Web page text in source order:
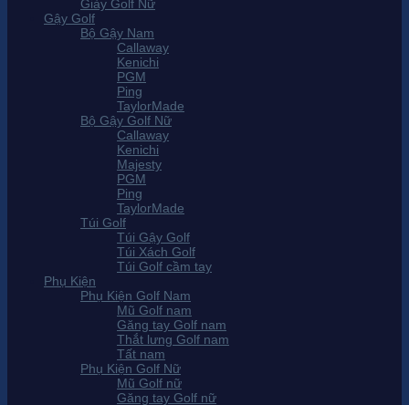
Giày Golf Nữ
Gậy Golf
Bộ Gậy Nam
Callaway
Kenichi
PGM
Ping
TaylorMade
Bộ Gậy Golf Nữ
Callaway
Kenichi
Majesty
PGM
Ping
TaylorMade
Túi Golf
Túi Gậy Golf
Túi Xách Golf
Túi Golf cầm tay
Phụ Kiện
Phụ Kiện Golf Nam
Mũ Golf nam
Găng tay Golf nam
Thắt lưng Golf nam
Tất nam
Phụ Kiện Golf Nữ
Mũ Golf nữ
Găng tay Golf nữ